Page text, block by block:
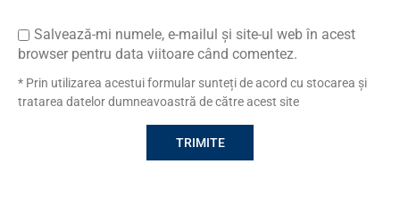
Salvează-mi numele, e-mailul și site-ul web în acest
browser pentru data viitoare când comentez.
* Prin utilizarea acestui formular sunteți de acord cu stocarea și
tratarea datelor dumneavoastră de către acest site